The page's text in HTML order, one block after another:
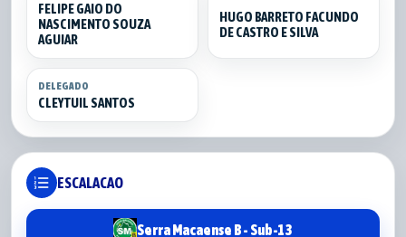
FELIPE GAIO DO
NASCIMENTO SOUZA
AGUIAR
HUGO BARRETO FACUNDO
DE CASTRO E SILVA
DELEGADO
CLEYTUIL SANTOS
format_list_numbered ESCALACAO
Serra Macaense B - Sub-13